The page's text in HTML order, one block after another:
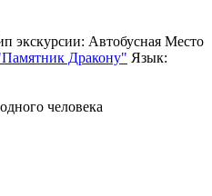
экскурсии: Автобусная Место
Дракону" Язык:
человека